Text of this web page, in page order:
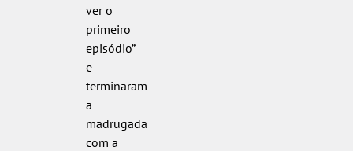
ver o
primeiro
episódio”
e
terminaram
a
madrugada
com a